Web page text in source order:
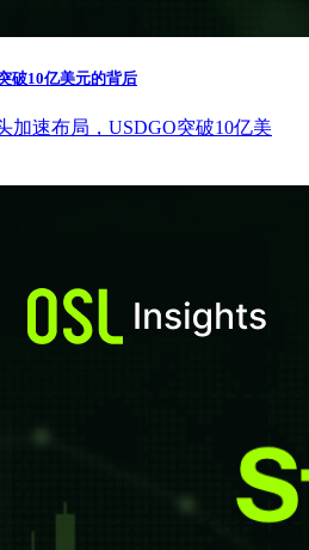
破10亿美元的背后
加速布局，USDGO突破10亿美